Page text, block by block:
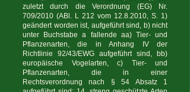
zuletzt durch die Verordnung (EG) Nr.
709/2010 (ABl. L 212 vom 12.8.2010, S. 1)
geändert worden ist, aufgeführt sind, b) nicht
unter Buchstabe a fallende aa) Tier- und
Pflanzenarten, die in Anhang IV der
Richtlinie 92/43/EWG aufgeführt sind, bb)
europäische Vogelarten, c) Tier- und
Pflanzenarten, die in einer
Rechtsverordnung nach § 54 Absatz 1